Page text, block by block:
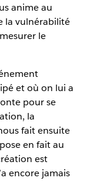
anime au
la vulnérabilité
le
et où on lui a
pour se
la
fait ensuite
en fait au
est
encore jamais